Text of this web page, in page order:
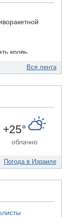
кровь
объявит в
танкеру
Вся лента
+25°
облачно
Погода в Израиле